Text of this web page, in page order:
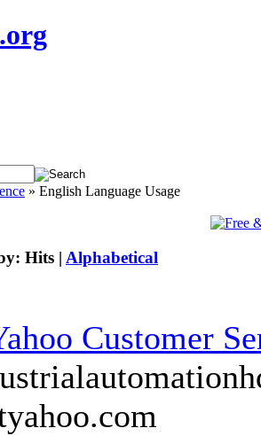
» English Language Usage
Hits | Alphabetical
Customer